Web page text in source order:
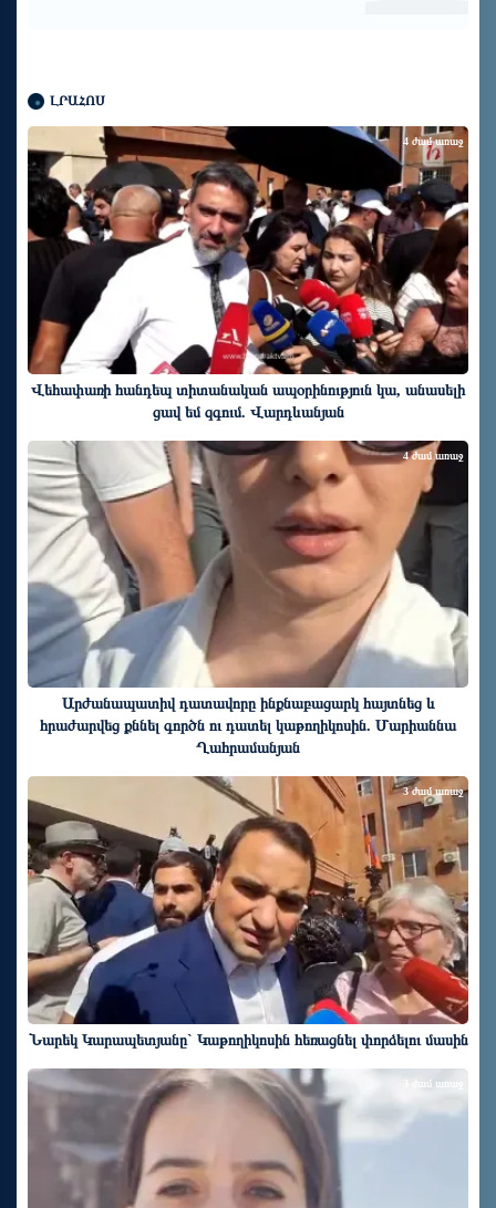
ԼՐԱՀՈՍ
Վեհափառի հանդեպ տիտանական ապօրինություն կա, անասելի
ցավ եմ զգում. Վարդևանյան
4 ժամ առաջ
Արժանապատիվ դատավորը ինքնաբացարկ հայտնեց և
հրաժարվեց քննել գործն ու դատել կաթողիկոսին. Մարիաննա
Ղահրամանյան
4 ժամ առաջ
Նարեկ Կարապետյանը` Կաթողիկոսին հեռացնել փորձելու մասին
3 ժամ առաջ
3 ժամ առաջ